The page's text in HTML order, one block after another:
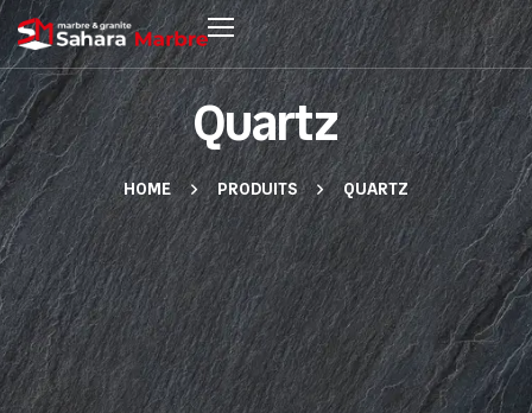
Quartz
HOME PRODUITS QUARTZ